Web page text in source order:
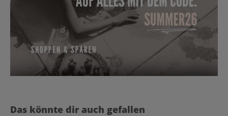
Produktgalerie überspringen
Das könnte dir auch gefallen